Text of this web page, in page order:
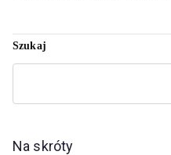
Szukaj
Na skróty